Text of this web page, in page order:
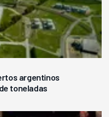
argentinos
toneladas